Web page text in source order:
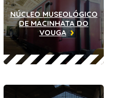
NÚCLEO MUSEOLÓGICO
DE MACINHATA DO
VOUGA